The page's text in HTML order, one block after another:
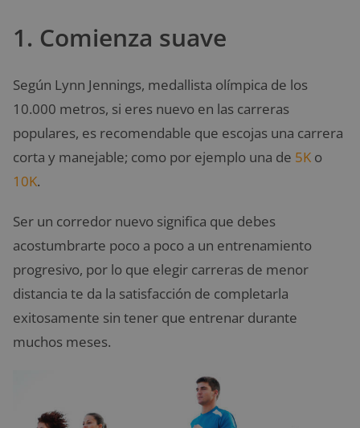
1. Comienza suave
Según Lynn Jennings, medallista olímpica de los
10.000 metros, si eres nuevo en las carreras
populares, es recomendable que escojas una carrera
corta y manejable; como por ejemplo una de 5K o
10K.
Ser un corredor nuevo significa que debes
acostumbrarte poco a poco a un entrenamiento
progresivo, por lo que elegir carreras de menor
distancia te da la satisfacción de completarla
exitosamente sin tener que entrenar durante
muchos meses.